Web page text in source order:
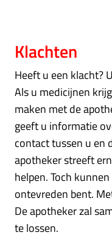
Klachten
Heeft u een klacht?
Als u medicijnen
maken met de
geeft u informatie
contact tussen u en
apotheker streeft
helpen. Toch
ontevreden bent.
De apotheker zal
te lossen.